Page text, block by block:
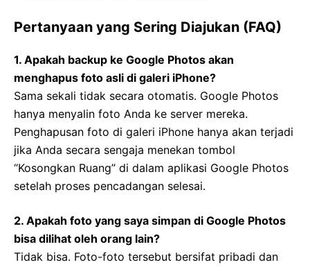
Pertanyaan yang Sering Diajukan (FAQ)
1. Apakah backup ke Google Photos akan
menghapus foto asli di galeri iPhone?
Sama sekali tidak secara otomatis. Google Photos
hanya menyalin foto Anda ke server mereka.
Penghapusan foto di galeri iPhone hanya akan terjadi
jika Anda secara sengaja menekan tombol
“Kosongkan Ruang” di dalam aplikasi Google Photos
setelah proses pencadangan selesai.
2. Apakah foto yang saya simpan di Google Photos
bisa dilihat oleh orang lain?
Tidak bisa. Foto-foto tersebut bersifat pribadi dan